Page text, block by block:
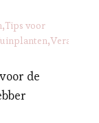
Tips voor
de